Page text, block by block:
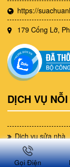
https://
179 Cống Lỡ,
DỊCH VỤ
Dịch vụ sửa nhà
Dịch vụ sơn nhà
Gọi Điện